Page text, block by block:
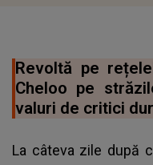
Revoltă pe
Cheloo pe
valuri de critici
La câteva zile după